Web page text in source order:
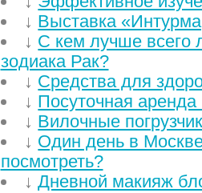
↓ Выставка
↓ С кем лучше всего
зодиака Рак?
↓ Средства для
↓ Посуточная аренда
↓ Вилочные
↓ Один день в
посмотреть?
↓Дневной макияж